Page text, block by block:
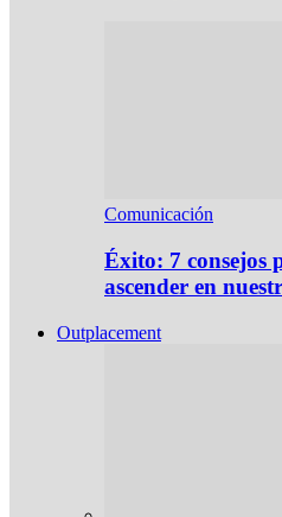
Comunicación
Éxito: 7 consejos
ascender en
Outplacement